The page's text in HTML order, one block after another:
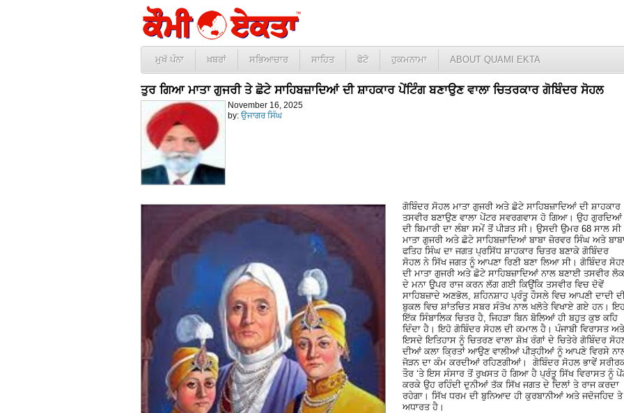
ਮੁਖੱ ਪੰਨਾ ਖ਼ਬਰਾਂ ਸਭਿਆਚਾਰ ਸਾਹਿਤ ਫੋਟੋ ਹੁਕਮਨਾਮਾ ABOUT QUAMI EKTA
ਤੁਰ ਗਿਆ ਮਾਤਾ ਗੁਜਰੀ ਤੇ ਛੋਟੇ ਸਾਹਿਬਜ਼ਾਦਿਆਂ ਦੀ ਸ਼ਾਹਕਾਰ ਪੇਂਟਿੰਗ ਬਣਾਉਣ ਵਾਲਾ ਚਿਤਰਕਾਰ ਗੋਬਿੰਦਰ ਸੋਹਲ
November 16, 2025
by: ਉਜਾਗਰ ਸਿੰਘ
ਗੋਬਿੰਦਰ ਸੋਹਲ ਮਾਤਾ ਗੁਜਰੀ ਅਤੇ ਛੋਟੇ ਸਾਹਿਬਜ਼ਾਦਿਆਂ ਦੀ ਸ਼ਾਹਕਾਰ
ਤਸਵੀਰ ਬਣਾਉਣ ਵਾਲਾ ਪੇਂਟਰ ਸਵਰਗਵਾਸ ਹੋ ਗਿਆ। ਉਹ ਗੁਰਦਿਆਂ
ਦੀ ਬਿਮਾਰੀ ਦਾ ਲੰਬਾ ਸਮੇਂ ਤੋਂ ਪੀੜਤ ਸੀ। ਉਸਦੀ ਉਮਰ 68 ਸਾਲ
ਮਾਤਾ ਗੁਜਰੀ ਅਤੇ ਛੋਟੇ ਸਾਹਿਬਜ਼ਾਦਿਆਂ ਬਾਬਾ ਜ਼ੋਰਵਰ ਸਿੰਘ ਅਤੇ
ਫਤਿਹ ਸਿੰਘ ਦਾ ਜਗਤ ਪ੍ਰਸਿੱਧ ਸ਼ਾਹਕਾਰ ਚਿਤਰ ਬਣਾਕੇ ਗੋਬਿੰਦਰ
ਸੋਹਲ ਨੇ ਸਿੱਖ ਜਗਤ ਨੂੰ ਆਪਣਾ ਰਿਣੀ ਬਣਾ ਲਿਆ ਸੀ। ਗੋਬਿੰਦਰ
ਦੀ ਮਾਤਾ ਗੁਜਰੀ ਅਤੇ ਛੋਟੇ ਸਾਹਿਬਜ਼ਾਦਿਆਂ ਨਾਲ ਬਣਾਈ ਤਸਵੀਰ
ਦੇ ਮਨਾ ਉੁਪਰ ਰਾਜ ਕਰਨ ਲੱਗ ਗਈ ਕਿਉਂਕਿ ਤਸਵੀਰ ਵਿਚ ਦੋਵੇਂ
ਸਾਹਿਬਜ਼ਾਦੇ ਅਣਭੋਲ, ਸ਼ਹਿਨਸ਼ਾਹ ਪ੍ਰੰਤੂ ਹੌਸਲੇ ਵਿਚ ਆਪਣੀ ਦਾਦੀ
ਬੁਕਲ ਵਿਚ ਸ਼ਾਂਤਚਿਤ ਸਬਰ ਸੰਤੋਖ ਨਾਲ ਖਲੋਤੇ ਵਿਖਾਏ ਗਏ ਹਨ।
ਇੱਕ ਸਿੰਬਾਲਿਕ ਚਿਤਰ ਹੈ, ਜਿਹੜਾ ਬਿਨ ਬੋਲਿਆਂ ਹੀ ਬਹੁਤ ਕੁਝ ਕਹਿ
ਦਿੰਦਾ ਹੈ। ਇਹੋ ਗੋਬਿੰਦਰ ਸੋਹਲ ਦੀ ਕਮਾਲ ਹੈ। ਪੰਜਾਬੀ ਵਿਰਾਸਤ ਅਤੇ
ਇਸਦੇ ਇਤਿਹਾਸ ਨੂੰ ਚਿਤਰਣ ਵਾਲਾ ਸ਼ੋਖ਼ ਰੰਗਾਂ ਦੇ ਚਿਤੇਰੇ ਗੋਬਿੰਦਰ
ਦੀਆਂ ਕਲਾ ਕ੍ਰਿਤਾਂ ਆਉਣ ਵਾਲੀਆਂ ਪੀੜ੍ਹੀਆਂ ਨੂੰ ਆਪਣੇ ਵਿਰਸੇ
ਜੋੜਨ ਦਾ ਕੰਮ ਕਰਦੀਆਂ ਰਹਿਣਗੀਆਂ। ਗੋਬਿੰਦਰ ਸੋਹਲ ਭਾਵੇਂ
ਤੌਰ ‘ਤੇ ਇਸ ਸੰਸਾਰ ਤੋਂ ਰੁਖਸਤ ਹੋ ਗਿਆ ਹੈ ਪ੍ਰੰਤੂ ਸਿੱਖ ਵਿਰਾਸਤ ਨੂੰ
ਕਰਕੇ ਉਹ ਰਹਿੰਦੀ ਦੁਨੀਆਂ ਤੱਕ ਸਿੱਖ ਜਗਤ ਦੇ ਦਿਲਾਂ ਤੇ ਰਾਜ ਕਰਦਾ
ਰਹੇਗਾ। ਸਿੱਖ ਧਰਮ ਦੀ ਬੁਨਿਆਦ ਹੀ ਕੁਰਬਾਨੀਆਂ ਅਤੇ ਜਦੋਜਹਿਦ ਤੇ
ਅਧਾਰਤ ਹੈ।